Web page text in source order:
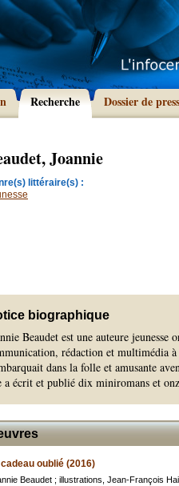
Recherche Dossier de
Joannie
littéraire(s) :
biographique
Beaudet est une auteure
rédaction et multimédia
dans la folle et amusante
a écrit et publié dix miniromans et
cadeau oublié (2016)
Beaudet ; illustrations, Jean-François